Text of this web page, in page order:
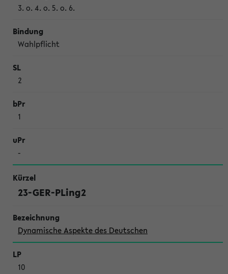
3. o. 4. o. 5. o. 6.
Wahl­pflicht
2
1
-
23-GER-PLing2
Dynamische Aspekte des Deutschen
10